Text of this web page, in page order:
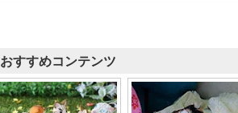
おすすめコンテンツ